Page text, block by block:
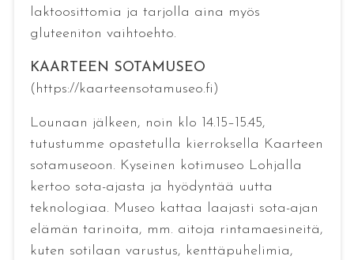
laktoosittomia ja tarjolla aina myös
gluteeniton vaihtoehto.
KAARTEEN SOTAMUSEO
(https://kaarteensotamuseo.fi)
Lounaan jälkeen, noin klo 14.15–15.45,
tutustumme opastetulla kierroksella Kaarteen
sotamuseoon. Kyseinen kotimuseo Lohjalla
kertoo sota-ajasta ja hyödyntää uutta
teknologiaa. Museo kattaa laajasti sota-ajan
elämän tarinoita, mm. aitoja rintamaesineitä,
kuten sotilaan varustus, kenttäpuhelimia,